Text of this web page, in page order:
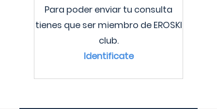
Para poder enviar tu consulta
tienes que ser miembro de EROSKI
club.
Identificate